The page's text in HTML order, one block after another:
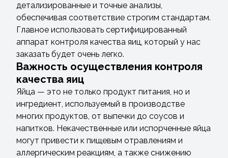
детализированные и точные анализы,
обеспечивая соответствие строгим стандартам.
Главное использовать сертифицированный
аппарат контроля качества яиц, который у нас
заказать будет очень легко.
Важность осуществления контроля
качества яиц
Яйца — это не только продукт питания, но и
ингредиент, используемый в производстве
многих продуктов, от выпечки до соусов и
напитков. Некачественные или испорченные яйца
могут привести к пищевым отравлениям и
аллергическим реакциям, а также снижению